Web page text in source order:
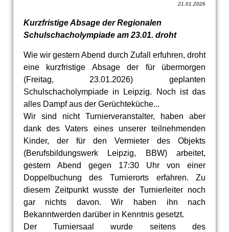
21.01.2026
Kurzfristige Absage der Regionalen
Schulschacholympiade am 23.01. droht
Wie wir gestern Abend durch Zufall erfuhren, droht
eine kurzfristige Absage der für übermorgen
(Freitag, 23.01.2026) geplanten
Schulschacholympiade in Leipzig. Noch ist das
alles Dampf aus der Gerüchteküche...
Wir sind nicht Turnierveranstalter, haben aber
dank des Vaters eines unserer teilnehmenden
Kinder, der für den Vermieter des Objekts
(Berufsbildungswerk Leipzig, BBW) arbeitet,
gestern Abend gegen 17:30 Uhr von einer
Doppelbuchung des Turnierorts erfahren. Zu
diesem Zeitpunkt wusste der Turnierleiter noch
gar nichts davon. Wir haben ihn nach
Bekanntwerden darüber in Kenntnis gesetzt.
Der Turniersaal wurde seitens des